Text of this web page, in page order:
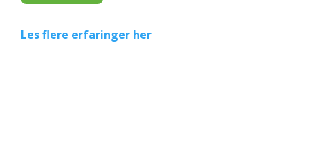
Les flere erfaringer her